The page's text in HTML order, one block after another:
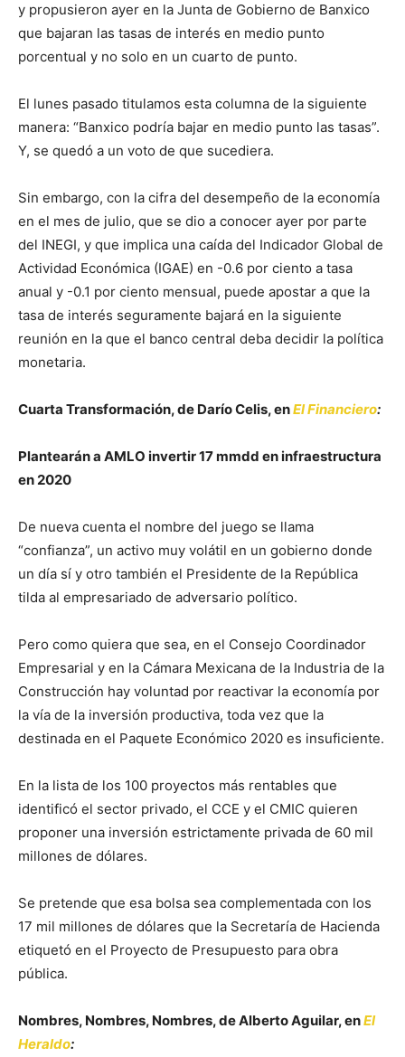
y propusieron ayer en la Junta de Gobierno de Banxico
que bajaran las tasas de interés en medio punto
porcentual y no solo en un cuarto de punto.
El lunes pasado titulamos esta columna de la siguiente
manera: “Banxico podría bajar en medio punto las tasas”.
Y, se quedó a un voto de que sucediera.
Sin embargo, con la cifra del desempeño de la economía
en el mes de julio, que se dio a conocer ayer por parte
del INEGI, y que implica una caída del Indicador Global de
Actividad Económica (IGAE) en -0.6 por ciento a tasa
anual y -0.1 por ciento mensual, puede apostar a que la
tasa de interés seguramente bajará en la siguiente
reunión en la que el banco central deba decidir la política
monetaria.
Cuarta Transformación, de Darío Celis, enEl Financiero:
Plantearán a AMLO invertir 17 mmdd en infraestructura
en 2020
De nueva cuenta el nombre del juego se llama
“confianza”, un activo muy volátil en un gobierno donde
un día sí y otro también el Presidente de la República
tilda al empresariado de adversario político.
Pero como quiera que sea, en el Consejo Coordinador
Empresarial y en la Cámara Mexicana de la Industria de la
Construcción hay voluntad por reactivar la economía por
la vía de la inversión productiva, toda vez que la
destinada en el Paquete Económico 2020 es insuficiente.
En la lista de los 100 proyectos más rentables que
identificó el sector privado, el CCE y el CMIC quieren
proponer una inversión estrictamente privada de 60 mil
millones de dólares.
Se pretende que esa bolsa sea complementada con los
17 mil millones de dólares que la Secretaría de Hacienda
etiquetó en el Proyecto de Presupuesto para obra
pública.
Nombres, Nombres, Nombres, de Alberto Aguilar, enEl
Heraldo: